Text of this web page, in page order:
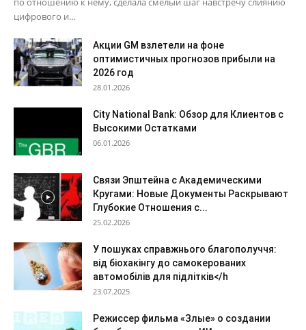
цифрового и...
Акции GM взлетели на фоне
оптимистичных прогнозов прибыли на
2026 год
28.01.2026
City National Bank: Обзор для Клиентов с
Высокими Остатками
06.01.2026
Связи Эпштейна с Академическими
Кругами: Новые Документы Раскрывают
Глубокие Отношения с...
25.02.2026
У пошуках справжнього благополуччя:
від біохакінгу до самокерованих
автомобілів для підлітків</h
23.07.2025
Режиссер фильма «Злые» о создании